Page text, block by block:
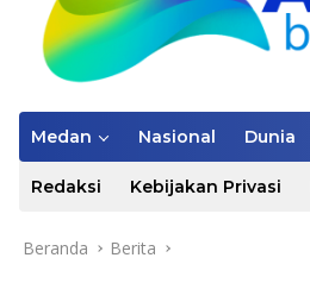
Medan Nasional Dunia
Redaksi Kebijakan Privasi
Beranda Berita